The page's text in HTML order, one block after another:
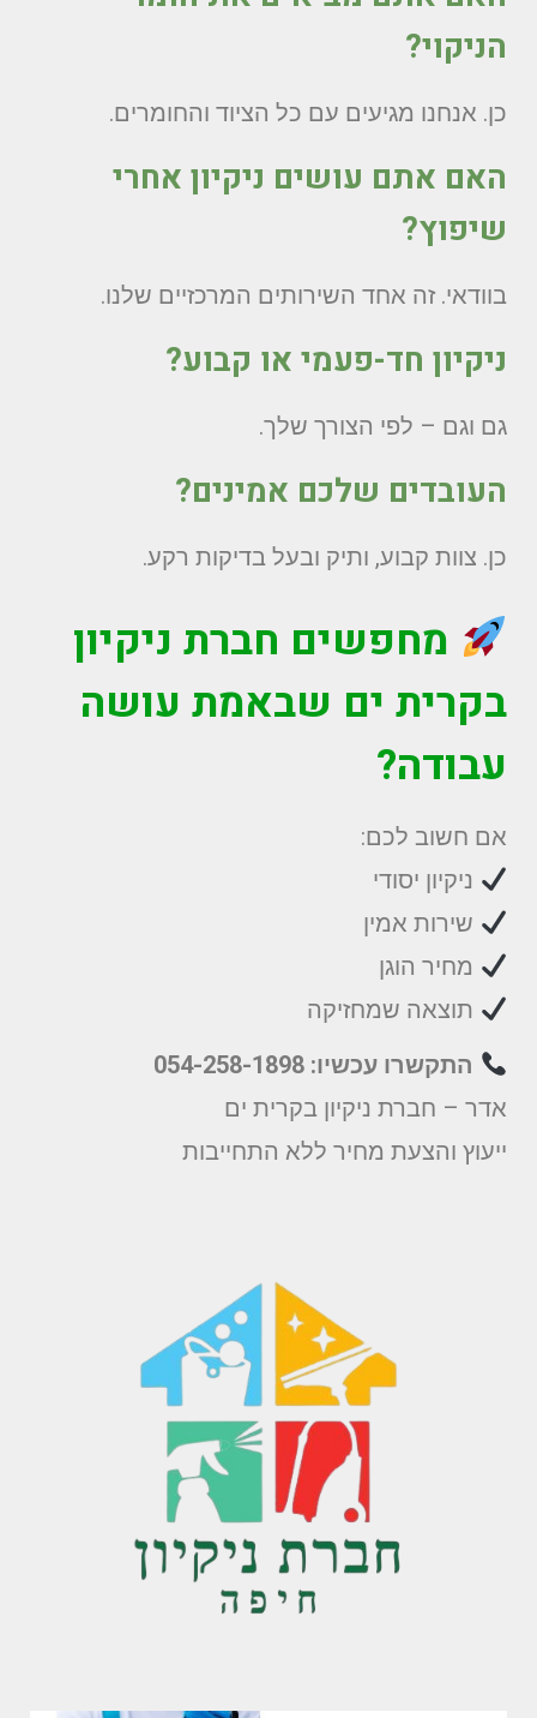
הניקוי?
כן. אנחנו מגיעים עם כל הציוד והחומרים.
האם אתם עושים ניקיון אחרי
שיפוץ?
בוודאי. זה אחד השירותים המרכזיים שלנו.
ניקיון חד-פעמי או קבוע?
גם וגם – לפי הצורך שלך.
העובדים שלכם אמינים?
כן. צוות קבוע, ותיק ובעל בדיקות רקע.
מחפשים חברת ניקיון
בקרית ים שבאמת עושה
עבודה?
אם חשוב לכם:
ניקיון יסודי
שירות אמין
מחיר הוגן
תוצאה שמחזיקה
התקשרו עכשיו: 054-258-1898
אדר – חברת ניקיון בקרית ים
ייעוץ והצעת מחיר ללא התחייבות